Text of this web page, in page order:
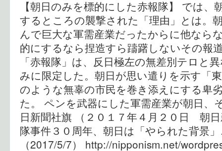
【朝日のみを標的にした赤報隊】 では
するところの襲撃された「理由」とは。
んで巨大な軍需産業だったからに他なら
的にするなら捏造すら躊躇しないその報
「赤報隊」は、反日極左の無差別テロと
みに限定した。朝日が思い遣りを示す「
のような無辜の市民を巻き添えにする卑
た。 ペンを武器にした軍需産業が朝日、
日新聞社旗 （２０１７年４月２０日 朝
隊事件３０周年、朝日は「やられた背景
（2017/5/7） http://nipponism.net/